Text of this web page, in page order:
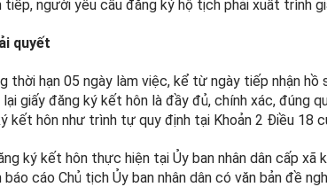
tiếp, người yêu cầu đăng ký hộ tịch phải xuất trình
quyết
thời hạn 05 ngày làm việc, kể từ ngày tiếp nhận
giấy đăng ký kết hôn là đầy đủ, chính xác,
kết hôn như trình tự quy định tại Khoản 2 Điều 18
ký kết hôn thực hiện tại Ủy ban nhân dân cấp
cáo Chủ tịch Ủy ban nhân dân có văn bản đề